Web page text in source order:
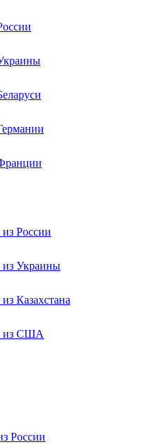
из России
из Украины
Казахстана
из США
России